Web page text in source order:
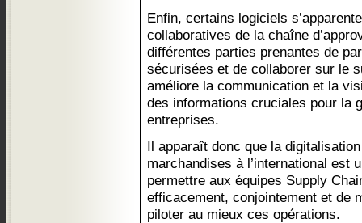
Enfin, certains logiciels
collaboratives de la chaîne
différentes parties prenantes de
sécurisées et de collaborer sur le
améliore la communication et la
des informations cruciales pour la
entreprises.
Il apparaît donc que la
marchandises à l’international est
permettre aux équipes Supply
efficacement, conjointement et de
piloter au mieux ces opérations.